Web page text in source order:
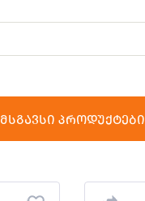
მსგავსი პროდუქტები